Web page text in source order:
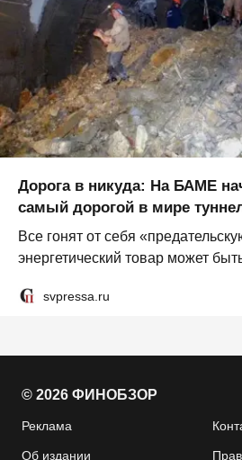
Дорога в никуда: На БАМЕ
самый дорогой в мире
Все гонят от себя
энергетический товар может
svpressa.ru
© 2026 ФИНОБЗОР
Реклама
Об издании